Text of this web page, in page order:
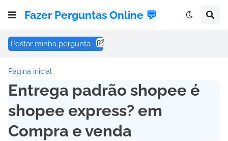
Fazer Perguntas Online 💬
Postar minha pergunta
Página inicial
Entrega padrão shopee é
shopee express? em
Compra e venda